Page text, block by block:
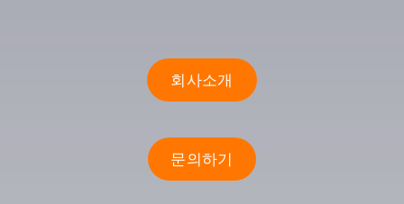
회사소개
문의하기